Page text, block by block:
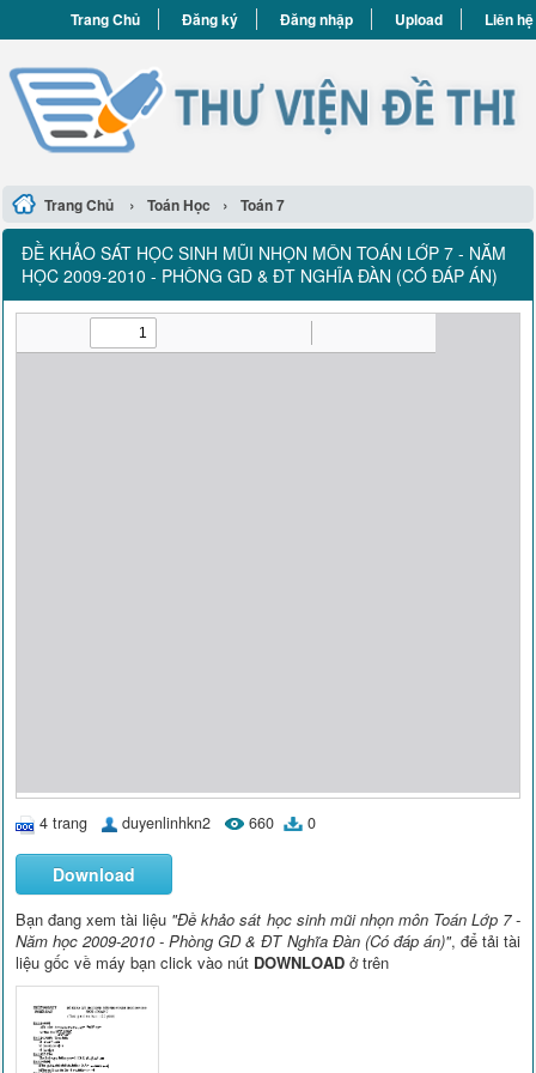
Trang Chủ Đăng ký Đăng nhập Upload Liên hệ
Trang Chủ › Toán Học › Toán 7
ĐỀ KHẢO SÁT HỌC SINH MŨI NHỌN MÔN TOÁN LỚP 7 - NĂM
HỌC 2009-2010 - PHÒNG GD & ĐT NGHĨA ĐÀN (CÓ ĐÁP ÁN)
4 trang duyenlinhkn2 660 0
Download
Bạn đang xem tài liệu "Đề khảo sát học sinh mũi nhọn môn Toán Lớp 7 -
Năm học 2009-2010 - Phòng GD & ĐT Nghĩa Đàn (Có đáp án)", để tải tài
liệu gốc về máy bạn click vào nút DOWNLOAD ở trên